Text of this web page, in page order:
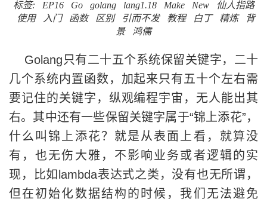
标签: EP16 Go golang lang1.18 Make New
仙人指路
使用
入门 函数 区别 引而不发 教程 白丁 精炼
背
景
鸿儒
Golang只有二十五个系统保留关键字，二十
几个系统内置函数，加起来只有五十个左右需
要记住的关键字，纵观编程宇宙，无人能出其
右。其中还有一些保留关键字属于“锦上添花”，
什么叫锦上添花？就是从表面上看，就算没
有，也无伤大雅，不影响业务或者逻辑的实
现，比如lambda表达式之类，没有也无所谓，
但在初始化数据结构的时候，我们无法避免